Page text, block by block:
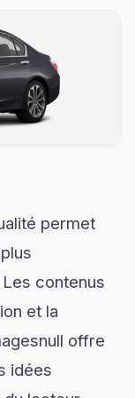
permet
contenus
et la
offre
idées